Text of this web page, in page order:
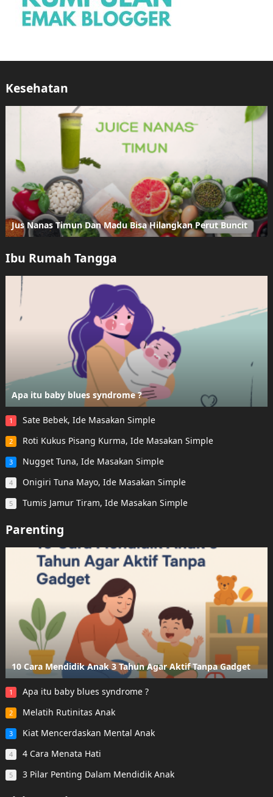
Kesehatan
Jus Nanas Timun Dan Madu Bisa Hilangkan Perut Buncit
Ibu Rumah Tangga
Apa itu baby blues syndrome ?
1 Sate Bebek, Ide Masakan Simple
2 Roti Kukus Pisang Kurma, Ide Masakan Simple
3 Nugget Tuna, Ide Masakan Simple
4 Onigiri Tuna Mayo, Ide Masakan Simple
5 Tumis Jamur Tiram, Ide Masakan Simple
Parenting
10 Cara Mendidik Anak 3 Tahun Agar Aktif Tanpa Gadget
1 Apa itu baby blues syndrome ?
2 Melatih Rutinitas Anak
3 Kiat Mencerdaskan Mental Anak
4 4 Cara Menata Hati
5 3 Pilar Penting Dalam Mendidik Anak